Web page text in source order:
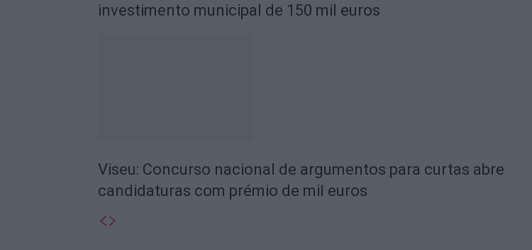
investimento municipal de 150 mil euros
Viseu: Concurso nacional de argumentos para curtas abre
candidaturas com prémio de mil euros